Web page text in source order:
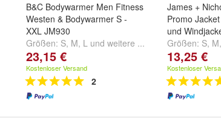
B&C Bodywarmer Men Fitness
Westen & Bodywarmer S -
XXL JM930
Größen: S, M, L und weitere ...
23,15 €
Kostenloser Versand
2
James +
Promo
und
Größen: S, M,
13,25 €
Kostenloser